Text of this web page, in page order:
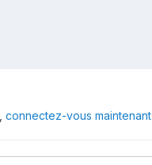
connectez-vous maintenant